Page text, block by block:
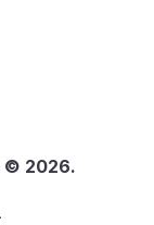
© 2026.